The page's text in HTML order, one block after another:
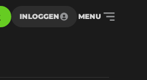
INLOGGEN MENU